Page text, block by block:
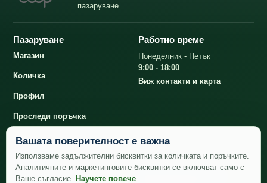
пазаруване.
Пазаруване
Магазин
Количка
Профил
Проследи поръчка
Контакти
Био магазин КООП
Работно време
Понеделник - Петък
9:00 - 18:00
Виж контакти и карта
Вашата поверителност е важна
Използваме задължителни бисквитки за количката и поръчките.
Аналитичните и маркетинговите бисквитки се включват само с
Ваше съгласие. Научете повече